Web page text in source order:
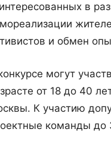
в
и обмен
могут
от 18 до 40
К участию
команды до